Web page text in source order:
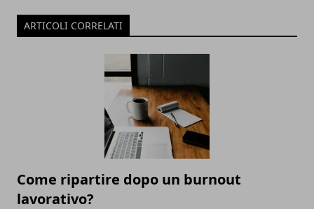
ARTICOLI CORRELATI
Come ripartire dopo un burnout
lavorativo?